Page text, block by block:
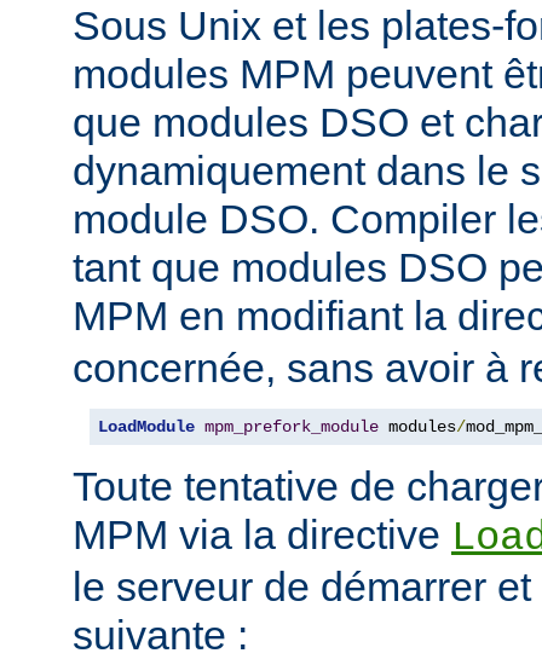
Sous Unix et les plates-
modules MPM peuvent
que modules DSO et
dynamiquement dans le
module DSO. Compiler
tant que modules DSO
MPM en modifiant la
concernée, sans avoir à
LoadModule mpm_prefork_module modules/
Toute tentative de
MPM via la directive
le serveur de démarrer
suivante :